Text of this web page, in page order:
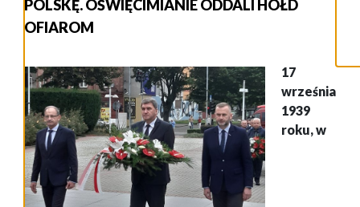
POLSKĘ. OŚWIĘCIMIANIE ODDALI HOŁD
OFIAROM
17
września
1939
roku, w